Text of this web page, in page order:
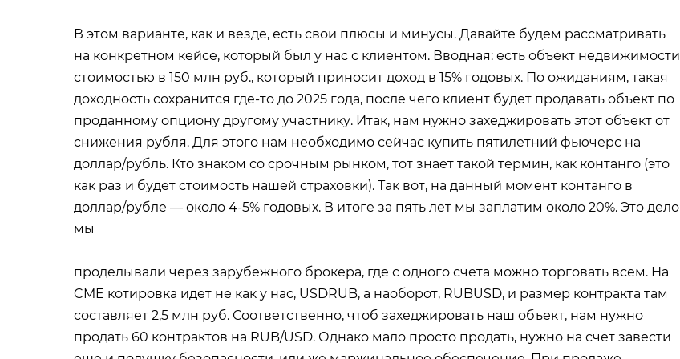
В этом варианте, как и везде, есть свои плюсы и минусы. Давайте будем рассматривать
на конкретном кейсе, который был у нас с клиентом. Вводная: есть объект недвижимости
стоимостью в 150 млн руб., который приносит доход в 15% годовых. По ожиданиям, такая
доходность сохранится где-то до 2025 года, после чего клиент будет продавать объект по
проданному опциону другому участнику. Итак, нам нужно захеджировать этот объект от
снижения рубля. Для этого нам необходимо сейчас купить пятилетний фьючерс на
доллар/рубль. Кто знаком со срочным рынком, тот знает такой термин, как контанго (это
как раз и будет стоимость нашей страховки). Так вот, на данный момент контанго в
доллар/рубле — около 4-5% годовых. В итоге за пять лет мы заплатим около 20%. Это дело
мы
проделывали через зарубежного брокера, где с одного счета можно торговать всем. На
CME котировка идет не как у нас, USDRUB, а наоборот, RUBUSD, и размер контракта там
составляет 2,5 млн руб. Соответственно, чтоб захеджировать наш объект, нам нужно
продать 60 контрактов на RUB/USD. Однако мало просто продать, нужно на счет завести